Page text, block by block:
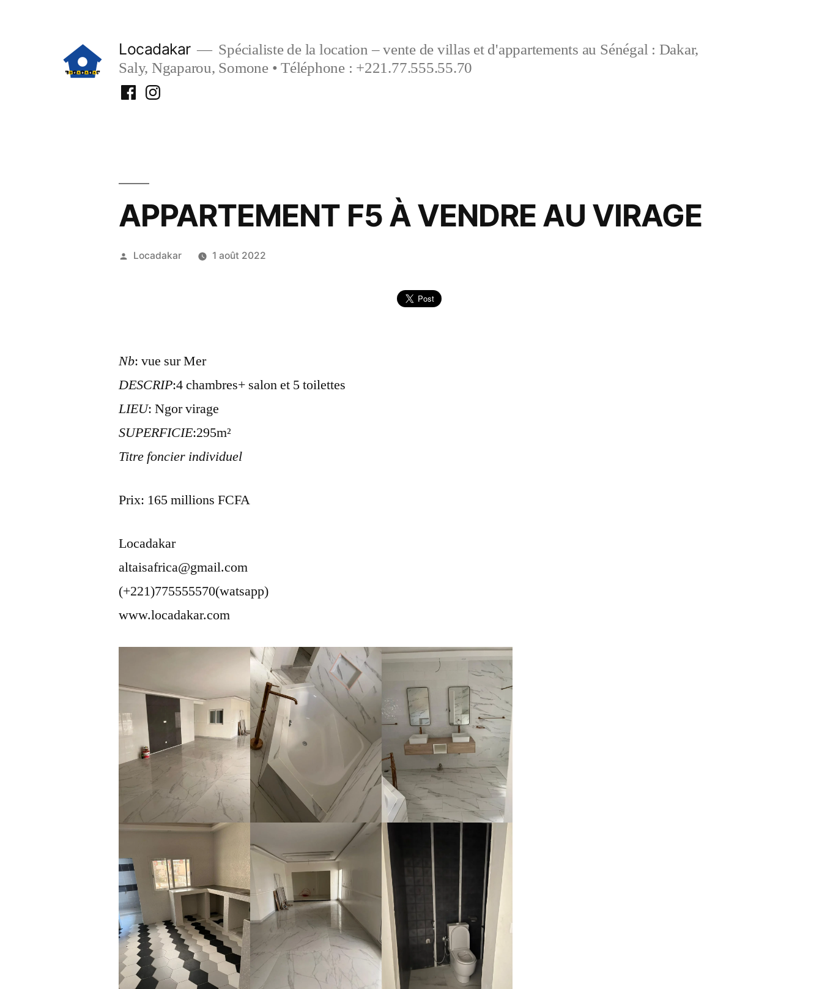
Locadakar
Spécialiste de la location – vente de villas et d'appartements au Sénégal : Dakar,
Saly, Ngaparou, Somone • Téléphone : +221.77.555.55.70
FacebookInstagram
APPARTEMENT F5 À VENDRE AU VIRAGE
Publié
Locadakar 1 août 2022
Nb: vue sur Mer
DESCRIP:4 chambres+ salon et 5 toilettes
LIEU: Ngor virage
SUPERFICIE:295m²
Titre foncier individuel
Prix: 165 millions FCFA
Locadakar
altaisafrica@gmail.com
(+221)775555570(watsapp)
www.locadakar.com